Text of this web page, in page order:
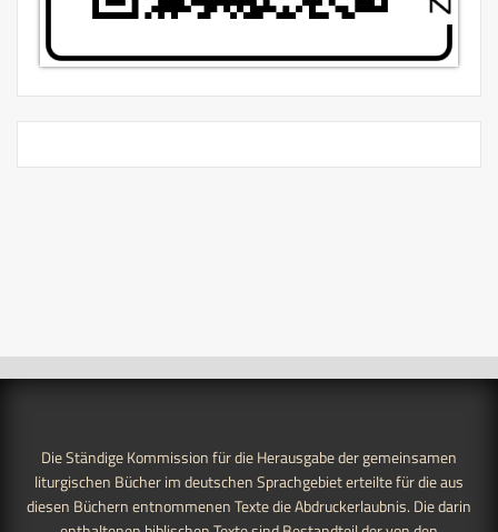
Die Ständige Kommission für die Herausgabe der gemeinsamen
liturgischen Bücher im deutschen Sprachgebiet erteilte für die aus
diesen Büchern entnommenen Texte die Abdruckerlaubnis. Die darin